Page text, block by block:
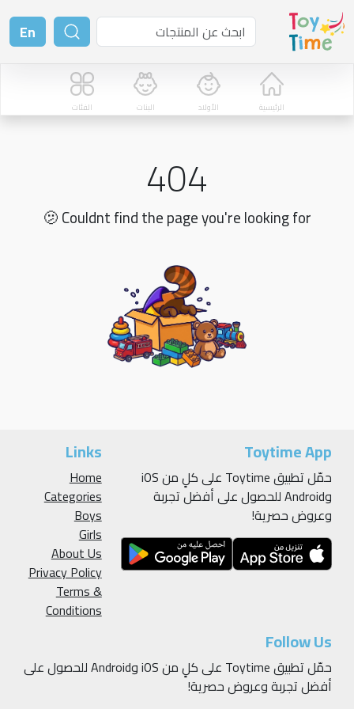
En
الرئيسية الأولاد البنات الفئات
404
🫤 Couldnt find the page you're looking for
Toytime App
حمّل تطبيق Toytime على كلٍ من iOS
وAndroid للحصول على أفضل تجربة
وعروض حصرية!
Links
Home
Categories
Boys
Girls
About Us
Privacy Policy
Terms &
Conditions
Follow Us
حمّل تطبيق Toytime على كلٍ من iOS وAndroid للحصول على
أفضل تجربة وعروض حصرية!